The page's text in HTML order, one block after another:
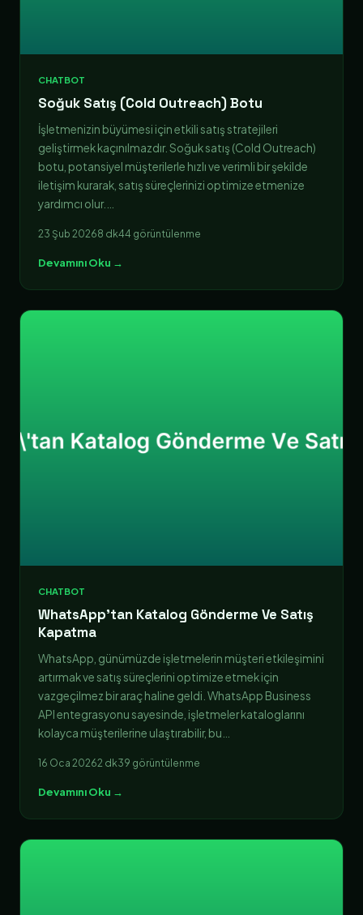
CHATBOT
Soğuk Satış (Cold Outreach) Botu
İşletmenizin büyümesi için etkili satış stratejileri
geliştirmek kaçınılmazdır. Soğuk satış (Cold Outreach)
botu, potansiyel müşterilerle hızlı ve verimli bir şekilde
iletişim kurarak, satış süreçlerinizi optimize etmenize
yardımcı olur.…
23 Şub 20268 dk44 görüntülenme
Devamını Oku →
CHATBOT
WhatsApp’tan Katalog Gönderme Ve Satış
Kapatma
WhatsApp, günümüzde işletmelerin müşteri etkileşimini
artırmak ve satış süreçlerini optimize etmek için
vazgeçilmez bir araç haline geldi. WhatsApp Business
API entegrasyonu sayesinde, işletmeler kataloglarını
kolayca müşterilerine ulaştırabilir, bu…
16 Oca 20262 dk39 görüntülenme
Devamını Oku →